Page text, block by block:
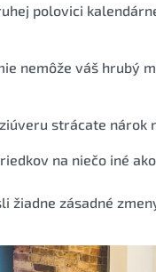
polovici
nemôže váš hrubý
strácate nárok
na niečo iné
žiadne zásadné